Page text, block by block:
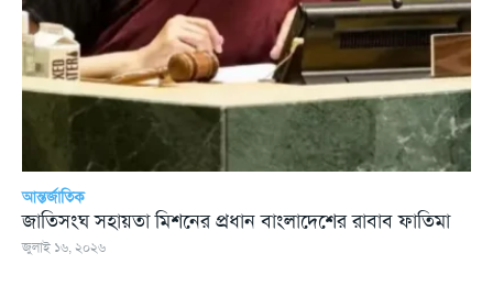
আন্তর্জাতিক
জাতিসংঘ সহায়তা মিশনের প্রধান বাংলাদেশের রাবাব ফাতিমা
জুলাই ১৬, ২০২৬